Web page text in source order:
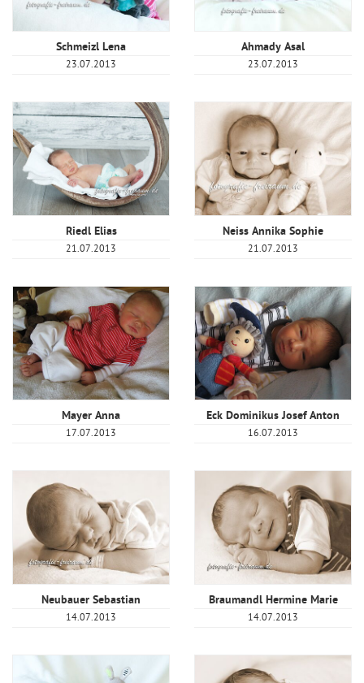
Schmeizl Lena
23.07.2013
Ahmady Asal
23.07.2013
Riedl Elias
21.07.2013
Neiss Annika Sophie
21.07.2013
Mayer Anna
17.07.2013
Eck Dominikus Josef Anton
16.07.2013
Neubauer Sebastian
14.07.2013
Braumandl Hermine Marie
14.07.2013